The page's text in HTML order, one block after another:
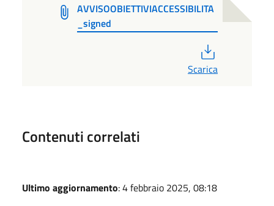
AVVISOOBIETTIVIACCESSIBILITA
_signed
Scarica
Contenuti correlati
Ultimo aggiornamento: 4 febbraio 2025, 08:18